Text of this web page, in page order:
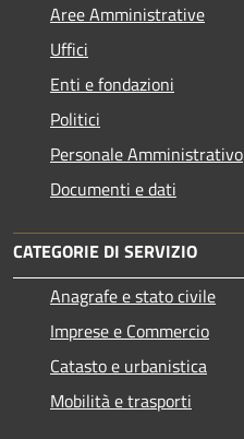
Aree Amministrative
Uffici
Enti e fondazioni
Politici
Personale Amministrativo
Documenti e dati
CATEGORIE DI SERVIZIO
Anagrafe e stato civile
Imprese e Commercio
Catasto e urbanistica
Mobilità e trasporti